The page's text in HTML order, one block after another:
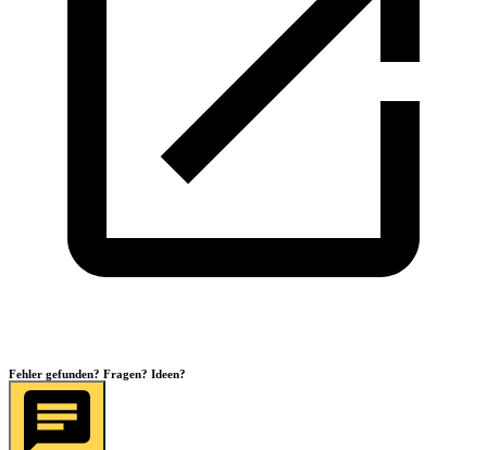
Fehler gefunden? Fragen? Ideen?